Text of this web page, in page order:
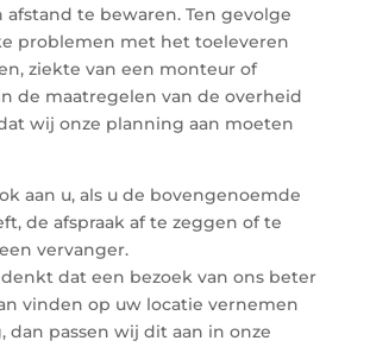
te bewaren. Ten gevolge
problemen met het toeleveren
ziekte van een monteur of
de maatregelen van de overheid
wij onze planning aan moeten
aan u, als u de bovengenoemde
de afspraak af te zeggen of te
vervanger.
dat een bezoek van ons beter
vinden op uw locatie vernemen
dan passen wij dit aan in onze